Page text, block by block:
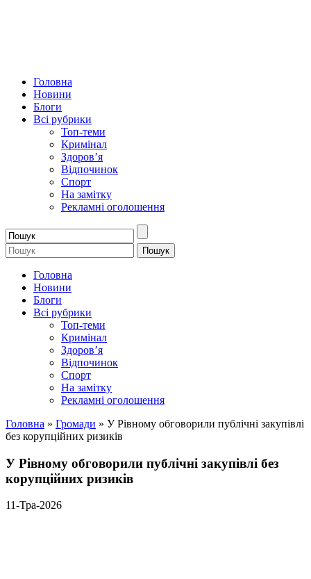
Головна
Новини
Блоги
Всі рубрики
Топ-теми
Кримінал
Здоров’я
Відпочинок
Спорт
На замітку
Рекламні оголошення
Головна
Новини
Блоги
Всі рубрики
Топ-теми
Кримінал
Здоров’я
Відпочинок
Спорт
На замітку
Рекламні оголошення
Головна » Громади » У Рівному обговорили публічні закупівлі
без корупційних ризиків
У Рівному обговорили публічні закупівлі без
корупційних ризиків
11-Тра-2026